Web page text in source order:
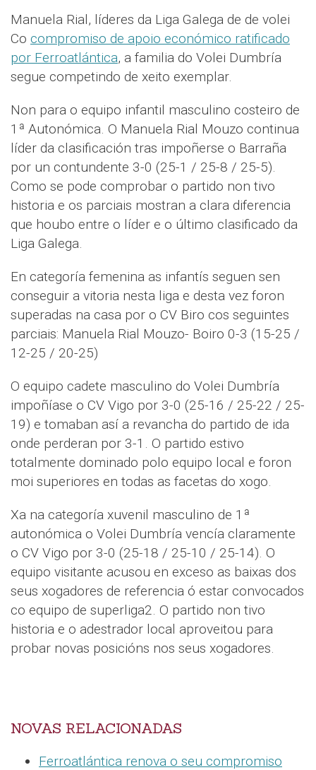
Manuela Rial, líderes da Liga Galega de de volei
Co compromiso de apoio económico ratificado
por Ferroatlántica, a familia do Volei Dumbría
segue competindo de xeito exemplar.
Non para o equipo infantil masculino costeiro de
1ª Autonómica. O Manuela Rial Mouzo continua
líder da clasificación tras impoñerse o Barraña
por un contundente 3-0 (25-1 / 25-8 / 25-5).
Como se pode comprobar o partido non tivo
historia e os parciais mostran a clara diferencia
que houbo entre o líder e o último clasificado da
Liga Galega.
En categoría femenina as infantís seguen sen
conseguir a vitoria nesta liga e desta vez foron
superadas na casa por o CV Biro cos seguintes
parciais: Manuela Rial Mouzo- Boiro 0-3 (15-25 /
12-25 / 20-25)
O equipo cadete masculino do Volei Dumbría
impoñíase o CV Vigo por 3-0 (25-16 / 25-22 / 25-
19) e tomaban así a revancha do partido de ida
onde perderan por 3-1. O partido estivo
totalmente dominado polo equipo local e foron
moi superiores en todas as facetas do xogo.
Xa na categoría xuvenil masculino de 1ª
autonómica o Volei Dumbría vencía claramente
o CV Vigo por 3-0 (25-18 / 25-10 / 25-14). O
equipo visitante acusou en exceso as baixas dos
seus xogadores de referencia ó estar convocados
co equipo de superliga2. O partido non tivo
historia e o adestrador local aproveitou para
probar novas posicións nos seus xogadores.
NOVAS RELACIONADAS
Ferroatlántica renova o seu compromiso